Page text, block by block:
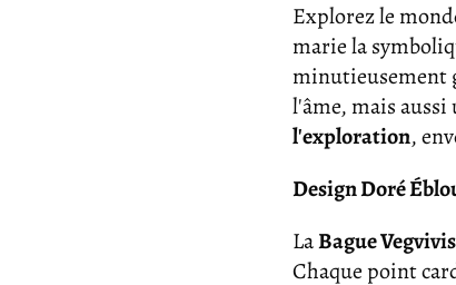
Explorez le
marie la
minutieusement
l'âme, mais aussi
l'exploration,
Design Doré
LaBague
Chaque point